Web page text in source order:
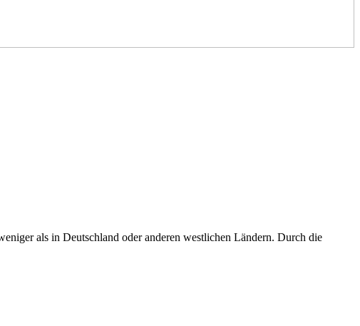
als in Deutschland oder anderen westlichen Ländern. Durch die